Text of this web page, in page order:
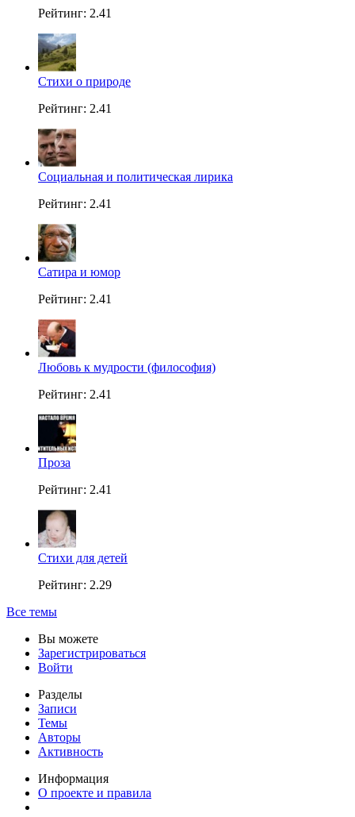
Рейтинг: 2.41
Стихи о природе
Рейтинг: 2.41
Социальная и политическая лирика
Рейтинг: 2.41
Сатира и юмор
Рейтинг: 2.41
Любовь к мудрости (философия)
Рейтинг: 2.41
Проза
Рейтинг: 2.41
Стихи для детей
Рейтинг: 2.29
Все темы
Вы можете
Зарегистрироваться
Войти
Разделы
Записи
Темы
Авторы
Активность
Информация
О проекте и правила